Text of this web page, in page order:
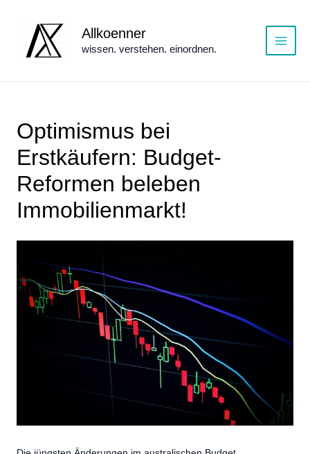
springen
Allkoenner
wissen. verstehen. einordnen.
Main
Optimismus bei
Erstkäufern: Budget-
Reformen beleben
Immobilienmarkt!